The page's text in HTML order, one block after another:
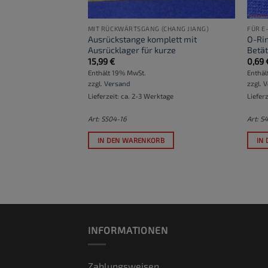
MIT RÜCKWÄRTSGANG (CHANG JIANG)
Ausrückstange komplett mit
Ausrücklager für kurze
15,99€
Enthält 19% MwSt.
zzgl. Versand
Lieferzeit: ca. 2-3 Werktage
Art: S504-16
IN DEN WARENKORB
FÜR
O-
0,69
zzgl.
Art:
IN
INFORMATIONEN